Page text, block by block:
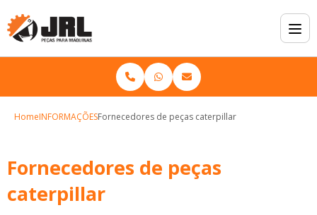
HomeINFORMAÇÕESFornecedores de peças caterpillar
Fornecedores de peças
caterpillar